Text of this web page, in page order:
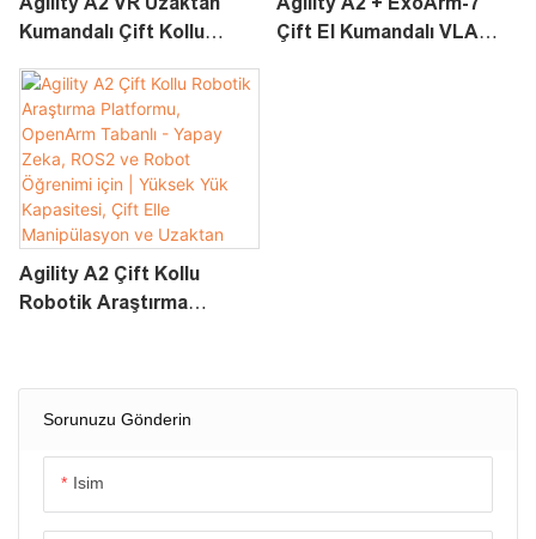
Sorunuzu Gönderin
Isim
Kumandalı Çift Kollu
Zeka, VLA Tabanlı
Öğrenme, ROS2 Ve
NVIDIA Isaac
Çift El Kumandalı VLA
Agility A2 Çift Kollu
Robotik Araştırma
ROS2 Ve Robot Öğrenimi
Için | Yüksek Yük
Manipülasyon Ve Uzaktan